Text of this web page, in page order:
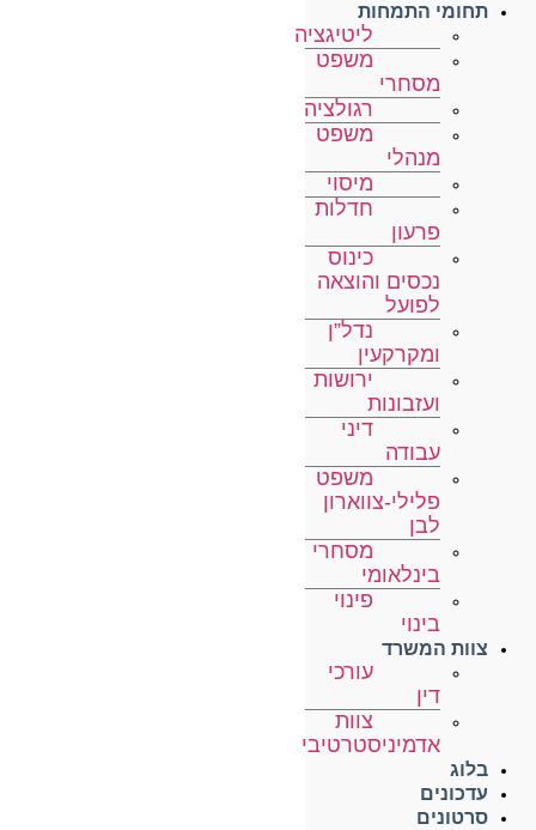
תחומי התמחות
ליטיגציה
משפט
מסחרי
רגולציה
משפט
מנהלי
מיסוי
חדלות
פרעון
כינוס
נכסים והוצאה
לפועל
נדל”ן
ומקרקעין
ירושות
ועזבונות
דיני
עבודה
משפט
פלילי-צווארון
לבן
מסחרי
בינלאומי
פינוי
בינוי
צוות המשרד
עורכי
דין
צוות
אדמיניסטרטיבי
בלוג
עדכונים
סרטונים